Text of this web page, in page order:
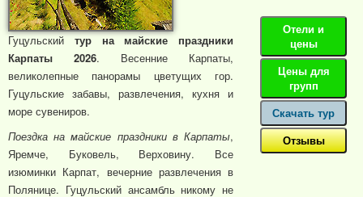
Гуцульский тур на майские праздники
Карпаты 2026. Весенние Карпаты,
великолепные панорамы цветущих гор.
Гуцульские забавы, развлечения, кухня и
море сувениров.
Поездка на майские праздники в Карпаты,
Яремче, Буковель, Верховину. Все
изюминки Карпат, вечерние развлечения в
Полянице. Гуцульский ансамбль никому не
Отели и
цены
Цены для
групп
Скачать тур
Отзывы